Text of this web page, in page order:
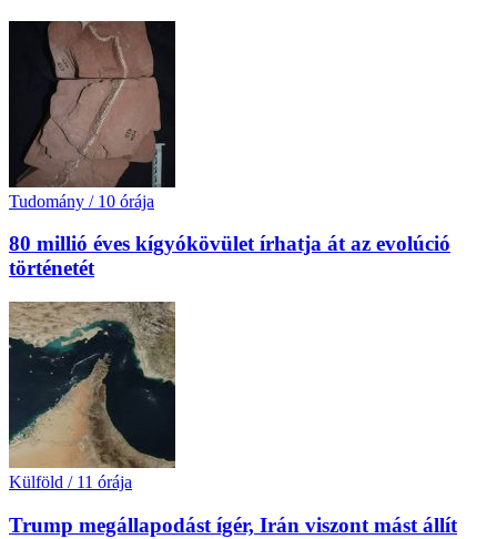
Tudomány / 10 órája
80 millió éves kígyókövület írhatja át az evolúció
történetét
Külföld / 11 órája
Trump megállapodást ígér, Irán viszont mást állít